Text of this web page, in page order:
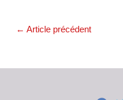
← Article précédent